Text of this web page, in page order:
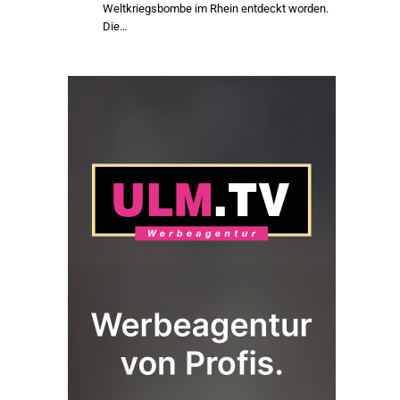
Weltkriegsbombe im Rhein entdeckt worden.
Die…